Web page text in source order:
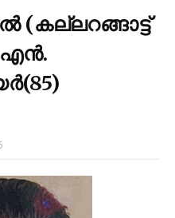
(കല്ലറങ്ങാട്ട്
എൻ.